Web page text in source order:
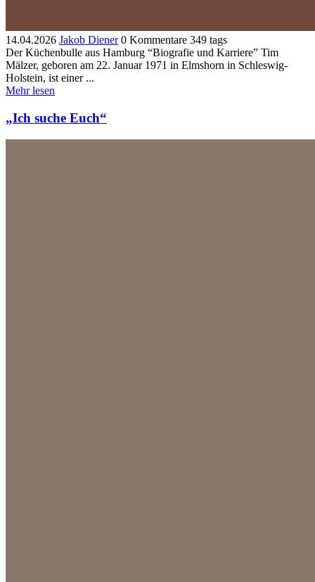
14.04.2026 Jakob Diener 0 Kommentare 349 tags
Der Küchenbulle aus Hamburg “Biografie und Karriere” Tim
Mälzer, geboren am 22. Januar 1971 in Elmshorn in Schleswig-
Holstein, ist einer ...
Mehr lesen
„Ich suche Euch“